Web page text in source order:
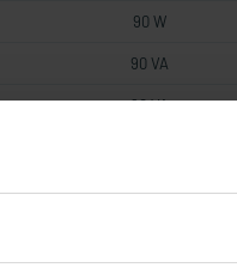
90 W
90 VA
90 VA
3 VA